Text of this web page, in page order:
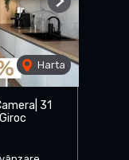
Harta
Next
31